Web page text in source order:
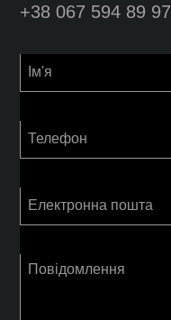
+38 067 594 89 97